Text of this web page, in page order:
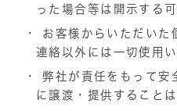
った場合等は開示する
お客様からいただいた
連絡以外には一切使用
弊社が責任をもって安
に譲渡・提供すること